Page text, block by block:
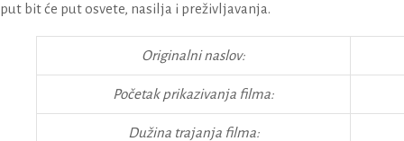
put bit će put osvete, nasilja i preživljavanja.
Originalni naslov:
Početak prikazivanja filma:
Dužina trajanja filma: